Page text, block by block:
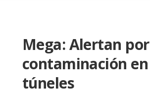
Mega: Alertan por
contaminación en
túneles